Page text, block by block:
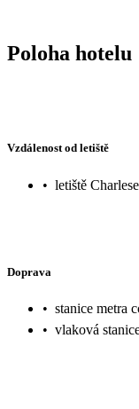
Poloha hotelu
Vzdálenost od letiště
• letiště
Doprava
• stanice metra
• vlaková